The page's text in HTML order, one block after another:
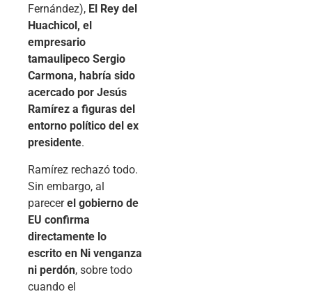
Fernández), El Rey del
Huachicol, el
empresario
tamaulipeco Sergio
Carmona, habría sido
acercado por Jesús
Ramírez a figuras del
entorno político del ex
presidente.
Ramírez rechazó todo.
Sin embargo, al
parecerel gobierno de
EU confirma
directamente lo
escrito en Ni venganza
ni perdón, sobre todo
cuando el